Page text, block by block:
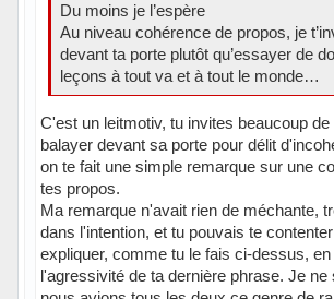
Du moins je l’espère
Au niveau cohérence de propos, je
devant ta porte plutôt qu’essayer de
leçons à tout va et à tout le monde…
C'est un leitmotiv, tu invites beaucoup de
balayer devant sa porte pour délit
on te fait une simple remarque sur une
tes propos.
Ma remarque n'avait rien de méchante,
dans l'intention, et tu pouvais te
expliquer, comme tu le fais ci-dessus,
l'agressivité de ta dernière phrase. Je ne